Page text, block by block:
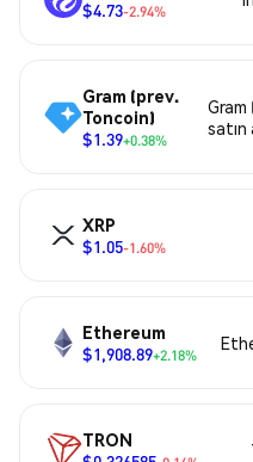
$4.73-2.94%
Gram (prev.
Toncoin)
$1.39+0.38%
Gram
satın
XRP
$1.05-1.60%
Ethereum
$1,908.89+2.18%
TRON